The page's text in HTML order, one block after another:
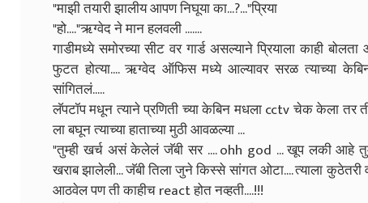
"माझी तयारी झालीय आपण निघूया का...?..."प्रिया
"हो...."ऋग्वेद ने मान हलवली .......
गाडीमध्ये समोरच्या सीट वर गार्ड असल्याने प्रियाला काही
फुटत होत्या.... ऋग्वेद ऑफिस मध्ये आल्यावर सरळ त्याच्या
सांगितलं.....
लॅपटॉप मधून त्याने प्रणिती च्या केबिन मधला cctv चेक केला तर ती
ला बघून त्याच्या हाताच्या मुठी आवळल्या ...
"तुम्ही खर्च असं केलेलं जॅबी सर .... ohh god ... खूप लकी आहे
खराब झालेली... जॅबी तिला जुने किस्से सांगत ओटा.... त्याला कुठेतरी
आठवेल पण ती काहीच react होत नव्हती....!!!